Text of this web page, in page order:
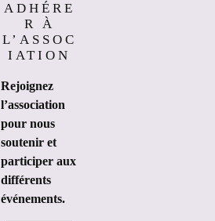
ADHÉRE
R À
L’ASSOC
IATION
Rejoignez
l’association
pour nous
soutenir et
participer aux
différents
événements.